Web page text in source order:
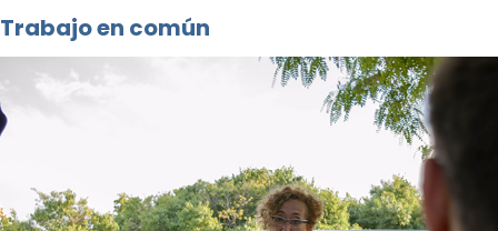
Trabajo en común